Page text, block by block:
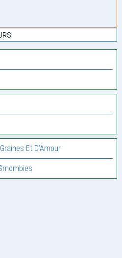
Et D’Amour